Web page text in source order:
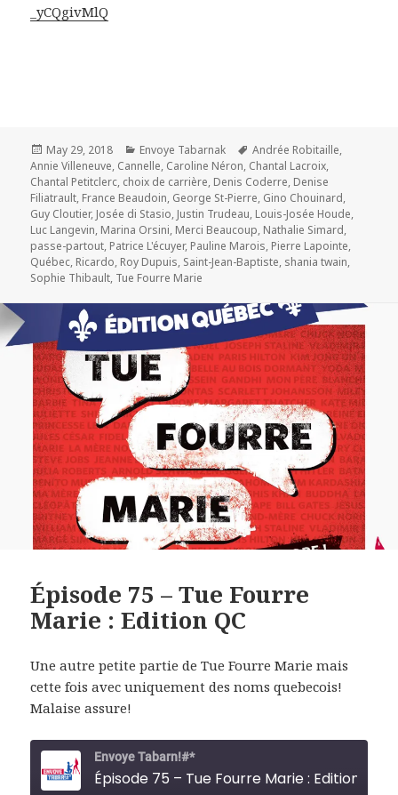
_yCQgivMlQ
Posted
on
May 29, 2018 Categories
Envoye Tabarnak Tags
Andrée Robitaille,
Annie Villeneuve, Cannelle, Caroline Néron, Chantal Lacroix,
Chantal Petitclerc, choix de carrière, Denis Coderre, Denise
Filiatrault, France Beaudoin, George St-Pierre, Gino Chouinard,
Guy Cloutier, Josée di Stasio, Justin Trudeau, Louis-Josée Houde,
Luc Langevin, Marina Orsini, Merci Beaucoup, Nathalie Simard,
passe-partout, Patrice L'écuyer, Pauline Marois, Pierre Lapointe,
Québec, Ricardo, Roy Dupuis, Saint-Jean-Baptiste, shania twain,
Sophie Thibault, Tue Fourre Marie
Épisode 75 – Tue Fourre
Marie : Edition QC
Une autre petite partie de Tue Fourre Marie mais
cette fois avec uniquement des noms quebecois!
Malaise assure!
Envoye Tabarn!#*
Épisode 75 – Tue Fourre Marie : Edition QC